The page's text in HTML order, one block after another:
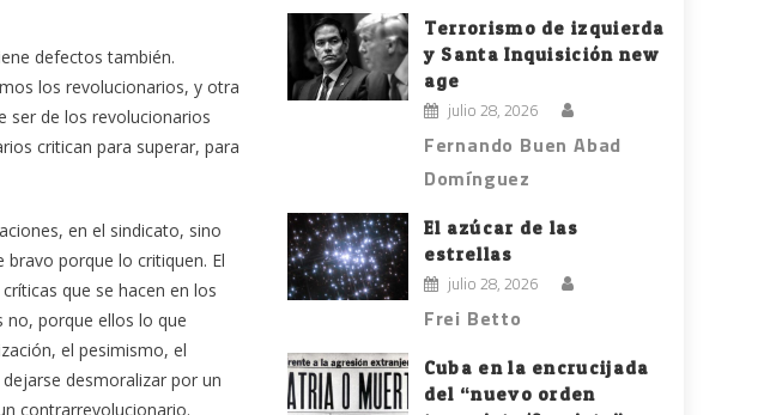
defectos también.
los revolucionarios, y otra
ser de los revolucionarios
critican para superar, para
en el sindicato, sino
porque lo critiquen. El
que se hacen en los
no, porque ellos lo que
el pesimismo, el
desmoralizar por un
contrarrevolucionario.
Terrorismo de izquierda
y Santa Inquisición new
age
julio 28, 2026
Fernando Buen Abad
Domínguez
El azúcar de las
estrellas
julio 28, 2026
Frei Betto
Cuba en la encrucijada
del “nuevo orden